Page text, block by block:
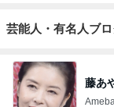
芸能人・有名人ブ
藤あ